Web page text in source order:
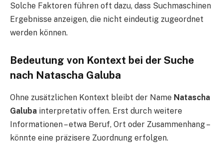
Solche Faktoren führen oft dazu, dass Suchmaschinen
Ergebnisse anzeigen, die nicht eindeutig zugeordnet
werden können.
Bedeutung von Kontext bei der Suche
nach Natascha Galuba
Ohne zusätzlichen Kontext bleibt der Name Natascha
Galuba interpretativ offen. Erst durch weitere
Informationen – etwa Beruf, Ort oder Zusammenhang –
könnte eine präzisere Zuordnung erfolgen.